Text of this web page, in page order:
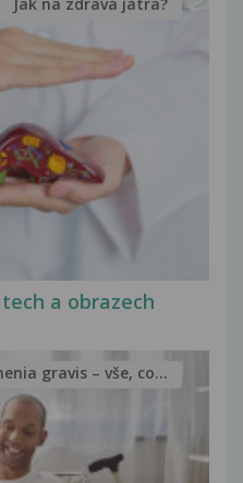
a obrazech
Jak na zdravá játra?
gravis – vše, co...